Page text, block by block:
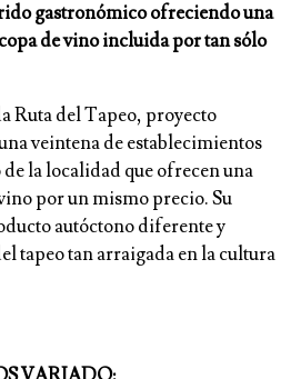
gastronómico ofreciendo una
de vino incluida por tan sólo
Ruta del Tapeo, proyecto
veintena de establecimientos
la localidad que ofrecen una
por un mismo precio. Su
autóctono diferente y
tapeo tan arraigada en la cultura